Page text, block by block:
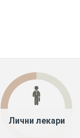
Лични лекари